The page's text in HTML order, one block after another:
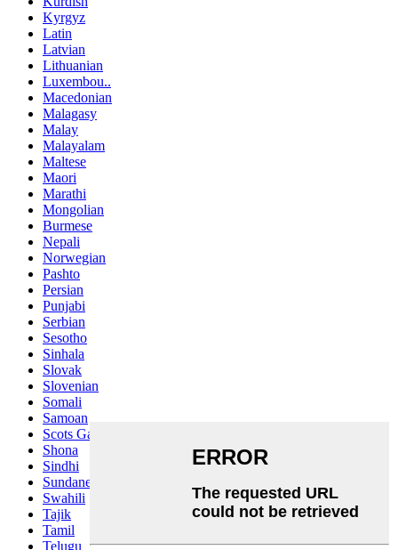
Kyrgyz
Latin
Latvian
Lithuanian
Luxembou..
Macedonian
Malagasy
Malay
Malayalam
Maltese
Maori
Marathi
Mongolian
Burmese
Nepali
Norwegian
Pashto
Persian
Punjabi
Serbian
Sesotho
Sinhala
Slovak
Slovenian
Somali
Samoan
Scots Gaelic
Shona
Sindhi
Sundanese
Swahili
Tajik
Tamil
Telugu